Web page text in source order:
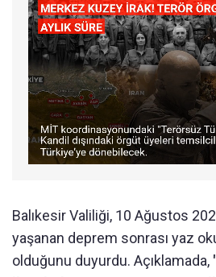
Balıkesir Valiliği, 10 Ağustos
yaşanan deprem sonrası yaz
olduğunu duyurdu. Açıklamada,